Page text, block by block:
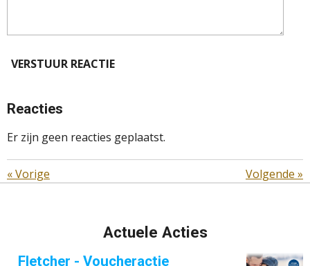
VERSTUUR REACTIE
Reacties
Er zijn geen reacties geplaatst.
«Vorige Volgende »
Actuele Acties
Fletcher - Voucheractie